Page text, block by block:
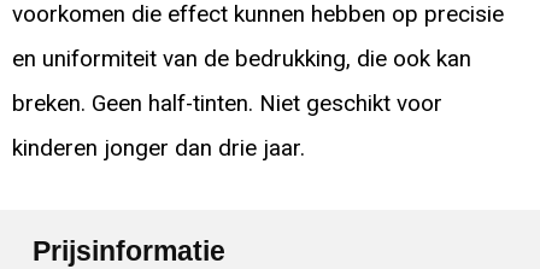
voorkomen die effect kunnen hebben op precisie
en uniformiteit van de bedrukking, die ook kan
breken. Geen half-tinten. Niet geschikt voor
kinderen jonger dan drie jaar.
Prijsinformatie